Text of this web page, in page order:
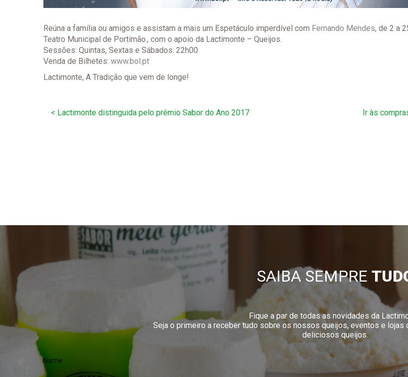
Reúna a família ou amigos e assistam a mais um Espetáculo imperdível com Fernando Mendes, de 2 a
Teatro Municipal de Portimão., com o apoio da Lactimonte – Queijos.
Sessões: Quintas, Sextas e Sábados: 22h00
Venda de Bilhetes: www.bol.pt
Lactimonte, A Tradição que vem de longe!
Navegação
< Lactimonte distinguida pelo prémio Sabor do Ano 2017 Ir às
SAIBA SEMPRE
Fique a par de todas as novidades da
Seja o primeiro a receber tudo sobre os nossos queijos, eventos e lojas
deliciosos queijos.
Name